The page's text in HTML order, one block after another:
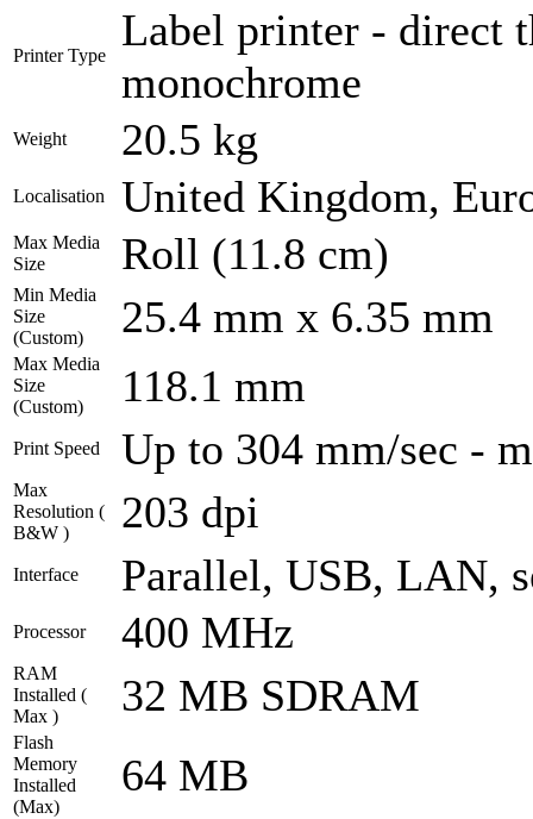
Printer Type
Label printer - direct
monochrome
Weight 20.5 kg
Localisation United Kingdom,
Max Media
Size
Roll (11.8 cm)
Min Media
Size
(Custom)
25.4 mm x 6.35 mm
Max Media
Size
(Custom)
118.1 mm
Print Speed Up to 304 mm/sec -
Max
Resolution (
B&W )
203 dpi
Interface Parallel, USB, LAN,
Processor 400 MHz
RAM
Installed (
Max )
32 MB SDRAM
Flash
Memory
Installed
(Max)
64 MB